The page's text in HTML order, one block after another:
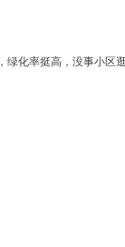
绿化率挺高，没事小区